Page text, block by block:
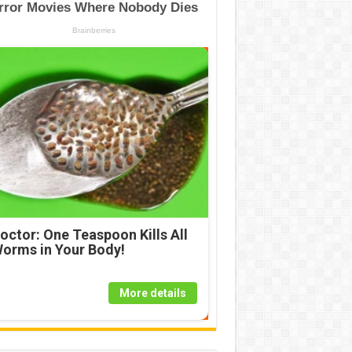
One Teaspoon Kills All
in Your Body!
More details